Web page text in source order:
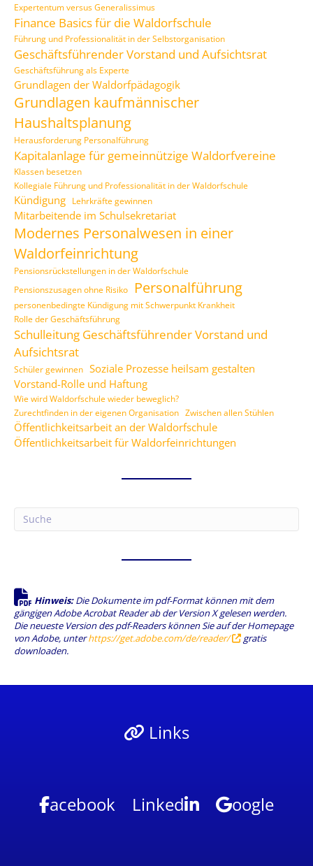
Expertentum versus Generalissimus
Finance Basics für die Waldorfschule
Führung und Professionalität in der Selbstorganisation
Geschäftsführender Vorstand und Aufsichtsrat
Geschäftsführung als Experte
Grundlagen der Waldorfpädagogik
Grundlagen kaufmännischer
Haushaltsplanung
Herausforderung Personalführung
Kapitalanlage für gemeinnützige Waldorfvereine
Klassen besetzen
Kollegiale Führung und Professionalität in der Waldorfschule
Kündigung Lehrkräfte gewinnen
Mitarbeitende im Schulsekretariat
Modernes Personalwesen in einer
Waldorfeinrichtung
Pensionsrückstellungen in der Waldorfschule
Pensionszusagen ohne Risiko
Personalführung
personenbedingte Kündigung mit Schwerpunkt Krankheit
Rolle der Geschäftsführung
Schulleitung Geschäftsführender Vorstand und
Aufsichtsrat
Schüler gewinnen Soziale Prozesse heilsam gestalten
Vorstand-Rolle und Haftung
Wie wird Waldorfschule wieder beweglich?
Zurechtfinden in der eigenen Organisation Zwischen allen Stühlen
Öffentlichkeitsarbeit an der Waldorfschule
Öffentlichkeitsarbeit für Waldorfeinrichtungen
Hinweis:Die Dokumente im pdf-Format können mit dem
gängigen Adobe Acrobat Reader ab der Version X gelesen werden.
Die neueste Version des pdf-Readers können Sie auf der Homepage
von Adobe, unterhttps://get.adobe.com/de/reader/
gratis
downloaden.
Links
acebook Linked oogle